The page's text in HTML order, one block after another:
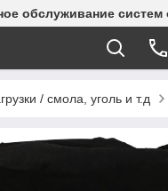
обслуживание
/ смола, уголь и т.д